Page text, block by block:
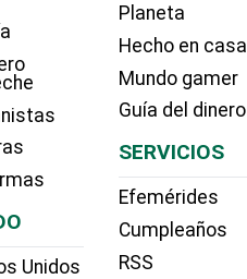
Unidos
Planeta
Hecho en casa
Mundo gamer
Guía del dinero
SERVICIOS
Efemérides
Cumpleaños
RSS